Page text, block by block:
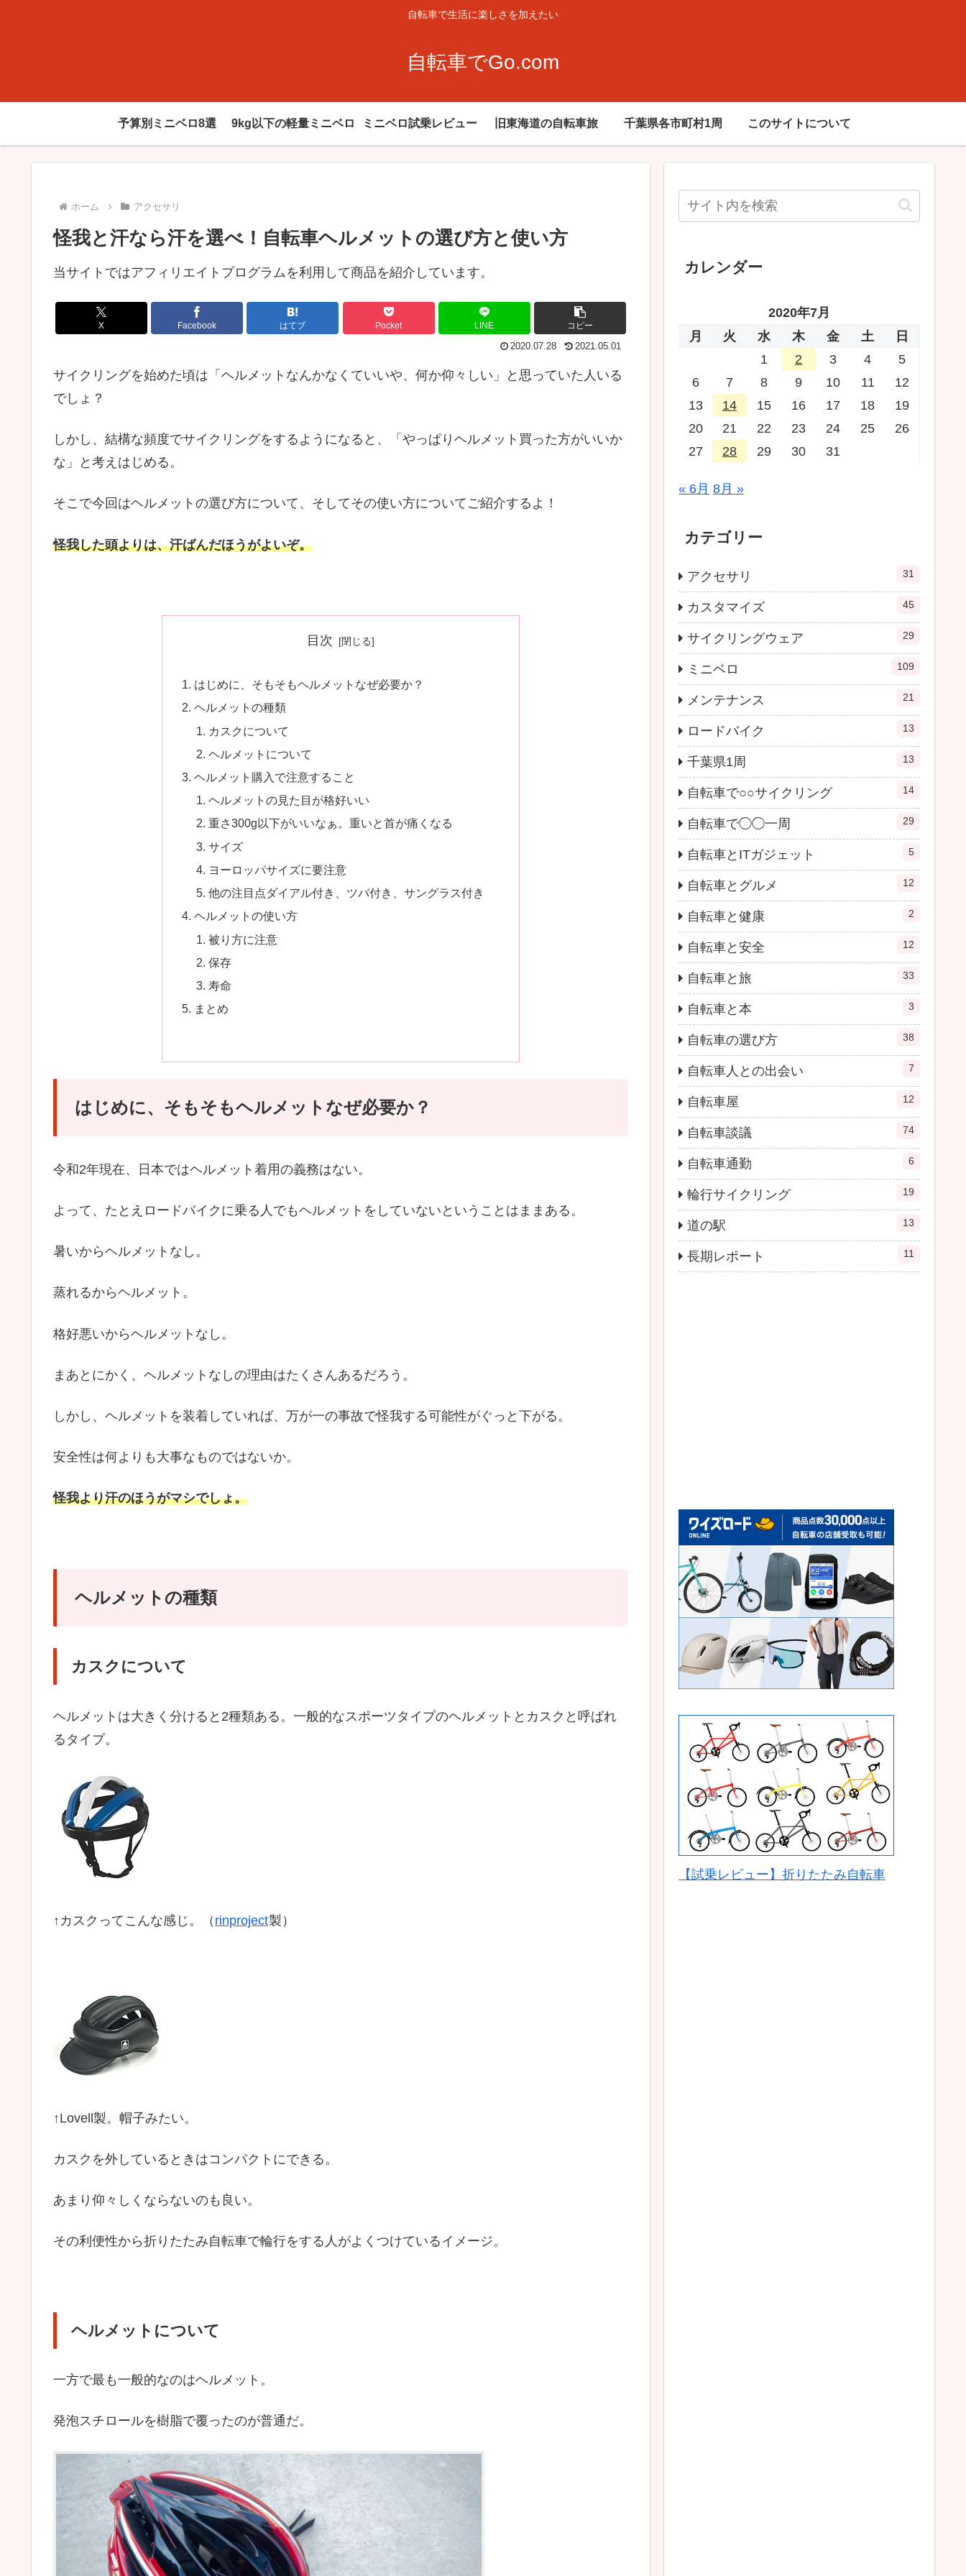
自転車で生活に楽しさを加えたい
自転車でGo.com
予算別ミニベロ8選 9kg以下の軽量ミニベロ ミニベロ試乗レビュー 旧東海道の自転車旅 千葉県各市町村1周 このサイトについて
ホーム アクセサリ
怪我と汗なら汗を選べ！自転車ヘルメットの選び方と使い方
当サイトではアフィリエイトプログラムを利用して商品を紹介しています。
X Facebook はてブ Pocket LINE コピー
2020.07.28 2021.05.01
サイクリングを始めた頃は「ヘルメットなんかなくていいや、何か仰々しい」と思っていた人いる
でしょ？
しかし、結構な頻度でサイクリングをするようになると、「やっぱりヘルメット買った方がいいか
な」と考えはじめる。
そこで今回はヘルメットの選び方について、そしてその使い方についてご紹介するよ！
怪我した頭よりは、汗ばんだほうがよいぞ。
目次
はじめに、そもそもヘルメットなぜ必要か？
ヘルメットの種類
カスクについて
ヘルメットについて
ヘルメット購入で注意すること
ヘルメットの見た目が格好いい
重さ300g以下がいいなぁ。重いと首が痛くなる
サイズ
ヨーロッパサイズに要注意
他の注目点ダイアル付き、ツバ付き、サングラス付き
ヘルメットの使い方
被り方に注意
保存
寿命
まとめ
はじめに、そもそもヘルメットなぜ必要か？
令和2年現在、日本ではヘルメット着用の義務はない。
よって、たとえロードバイクに乗る人でもヘルメットをしていないということはままある。
暑いからヘルメットなし。
蒸れるからヘルメット。
格好悪いからヘルメットなし。
まあとにかく、ヘルメットなしの理由はたくさんあるだろう。
しかし、ヘルメットを装着していれば、万が一の事故で怪我する可能性がぐっと下がる。
安全性は何よりも大事なものではないか。
怪我より汗のほうがマシでしょ。
ヘルメットの種類
カスクについて
ヘルメットは大きく分けると2種類ある。一般的なスポーツタイプのヘルメットとカスクと呼ばれ
るタイプ。
↑カスクってこんな感じ。（ rinproject製）
↑Lovell製。帽子みたい。
カスクを外しているときはコンパクトにできる。
あまり仰々しくならないのも良い。
その利便性から折りたたみ自転車で輪行をする人がよくつけているイメージ。
ヘルメットについて
一方で最も一般的なのはヘルメット。
発泡スチロールを樹脂で覆ったのが普通だ。
カレンダー
2020年7月
月
火 水 木 金 土
日
1
2 3 4
5
6
7 8 9 10 11
12
13
14 15 16 17 18
19
20
21 22 23 24 25
26
27
28 29 30 31
« 6月 8月 »
カテゴリー
アクセサリ 31
カスタマイズ 45
サイクリングウェア 29
ミニベロ 109
メンテナンス 21
ロードバイク 13
千葉県1周 13
自転車で○○サイクリング 14
自転車で◯◯一周 29
自転車とITガジェット 5
自転車とグルメ 12
自転車と健康 2
自転車と安全 12
自転車と旅 33
自転車と本 3
自転車の選び方 38
自転車人との出会い 7
自転車屋 12
自転車談議 74
自転車通勤 6
輪行サイクリング 19
道の駅 13
長期レポート 11
【試乗レビュー】折りたたみ自転車